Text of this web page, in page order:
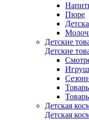
Пюре
Детские
Детские
Детская
Детская